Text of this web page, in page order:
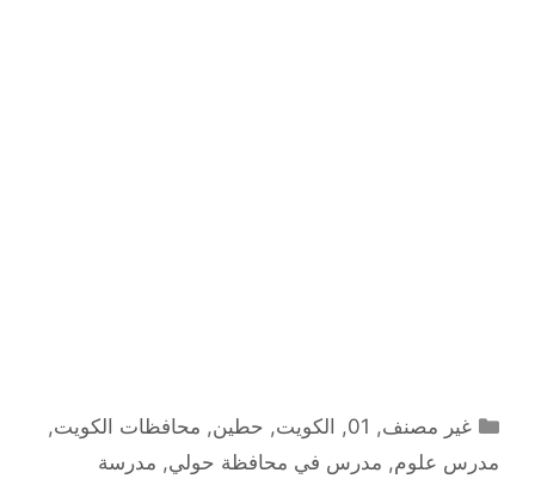
التصنيفات
غير مصنف,
01
, الكويت, حطين, محافظات الكويت,
مدرس علوم, مدرس في محافظة حولي, مدرسة